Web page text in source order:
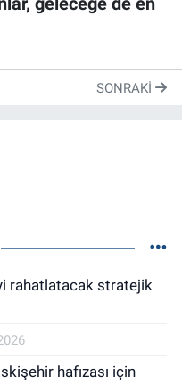
SONRAKI
rahatlatacak stratejik
hafızası için